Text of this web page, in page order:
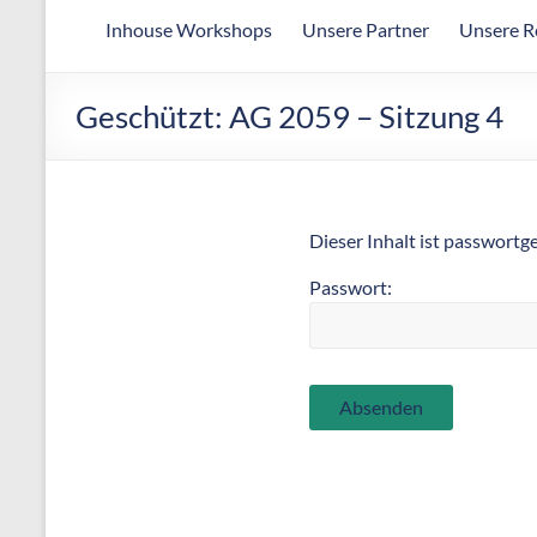
Inhouse Workshops Unsere Partner Unsere
Geschützt: AG 2059 – Sitzung 4
Dieser Inhalt ist
Passwort: